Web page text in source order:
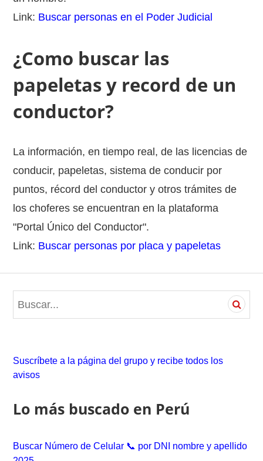
Link: Buscar personas en el Poder Judicial
¿Como buscar las
papeletas y record de un
conductor?
La información, en tiempo real, de las licencias de
conducir, papeletas, sistema de conducir por
puntos, récord del conductor y otros trámites de
los choferes se encuentran en la plataforma
"Portal Único del Conductor".
Link: Buscar personas por placa y papeletas
e
Suscríbete a la página del grupo y recibe todos los
avisos
Lo más buscado en Perú
Buscar Número de Celular 📞 por DNI nombre y apellido